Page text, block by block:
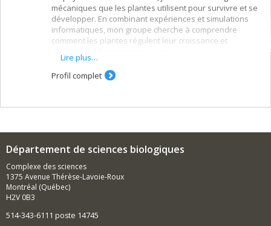
mécaniques que les plantes utilisent pour survivre et se
développer. En combinant expériences et simulations
informatiques, mon groupe cherche à comprendre
comment les plantes régulent leur croissance et
Lire plus…
Profil complet
Département de sciences biologiques
Complexe des sciences
1375 Avenue Thérèse-Lavoie-Roux
Montréal (Québec)
H2V 0B3
514-343-6111 poste 14745